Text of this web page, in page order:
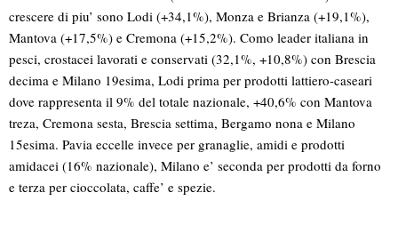
crescere di piu’ sono Lodi (+34,1%), Monza e Brianza (+19,1%),
Mantova (+17,5%) e Cremona (+15,2%). Como leader italiana in
pesci, crostacei lavorati e conservati (32,1%, +10,8%) con Brescia
decima e Milano 19esima, Lodi prima per prodotti lattiero-caseari
dove rappresenta il 9% del totale nazionale, +40,6% con Mantova
treza, Cremona sesta, Brescia settima, Bergamo nona e Milano
15esima. Pavia eccelle invece per granaglie, amidi e prodotti
amidacei (16% nazionale), Milano e’ seconda per prodotti da forno
e terza per cioccolata, caffe’ e spezie.